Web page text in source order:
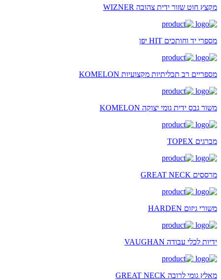
מקצץ חוט שזור ידית צהובה WIZNER
מספרי יד וחותכים HIT יפן
מספריים רב תכליתיות מקצועיות KOMELON
משור גבס ידית גומי יצוקה KOMELON
מברגים TOPEX
מרססים GREAT NECK
משורי גיזום HARDEN
ידיות לכלי עבודה VAUGHAN
מאלץ גומי לרובה GREAT NECK